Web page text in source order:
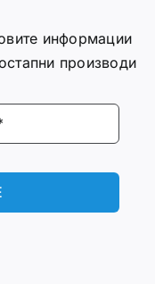
информации
производи